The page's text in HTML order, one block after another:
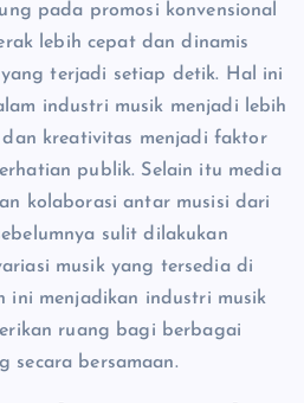
pada promosi konvensional
lebih cepat dan dinamis
terjadi setiap detik. Hal ini
industri musik menjadi lebih
kreativitas menjadi faktor
publik. Selain itu media
kolaborasi antar musisi dari
sulit dilakukan
musik yang tersedia di
ini menjadikan industri musik
ruang bagi berbagai
secara bersamaan.